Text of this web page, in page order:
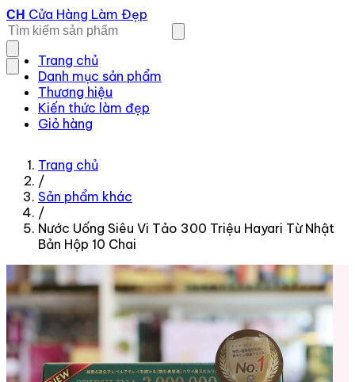
CH Cửa Hàng Làm Đẹp
Trang chủ
Danh mục sản phẩm
Thương hiệu
Kiến thức làm đẹp
Giỏ hàng
Trang chủ
/
Sản phẩm khác
/
Nước Uống Siêu Vi Tảo 300 Triệu Hayari Từ Nhật
Bản Hộp 10 Chai